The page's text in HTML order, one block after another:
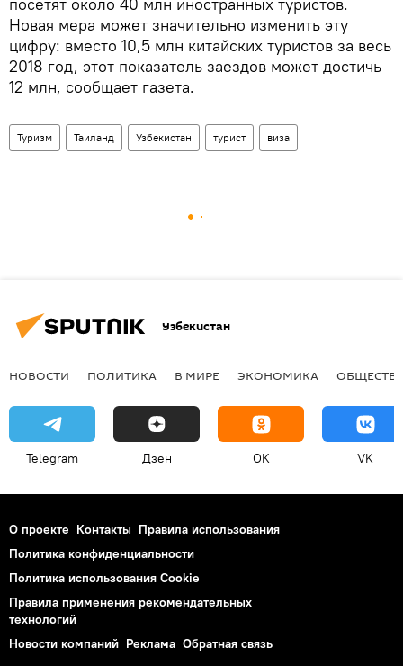
посетят около 40 млн иностранных туристов.
Новая мера может значительно изменить эту
цифру: вместо 10,5 млн китайских туристов за весь
2018 год, этот показатель заездов может достичь
12 млн, сообщает газета.
Туризм Таиланд Узбекистан турист виза
Узбекистан
НОВОСТИ ПОЛИТИКА В МИРЕ ЭКОНОМИКА
Telegram Дзен OK VK
О проекте Контакты Правила использования
Политика конфиденциальности
Политика использования Cookie
Правила применения рекомендательных
технологий
Новости компаний Реклама Обратная связь